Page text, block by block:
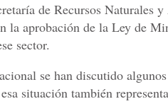
de Recursos Naturales
la aprobación de la Ley de
sector.
se han discutido
situación también